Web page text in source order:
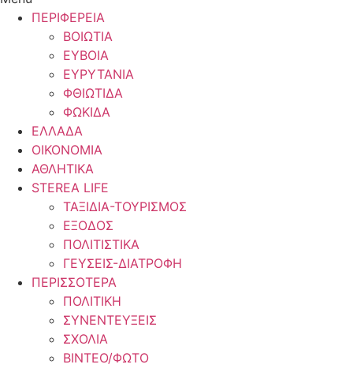
ΠΕΡΙΦΕΡΕΙΑ
ΒΟΙΩΤΙΑ
ΕΥΒΟΙΑ
ΕΥΡΥΤΑΝΙΑ
ΦΘΙΩΤΙΔΑ
ΦΩΚΙΔΑ
ΕΛΛΑΔΑ
ΟΙΚΟΝΟΜΙΑ
ΑΘΛΗΤΙΚΑ
STEREA LIFE
ΤΑΞΙΔΙΑ-ΤΟΥΡΙΣΜΟΣ
ΕΞΟΔΟΣ
ΠΟΛΙΤΙΣΤΙΚΑ
ΓΕΥΣΕΙΣ-ΔΙΑΤΡΟΦΗ
ΠΕΡΙΣΣΟΤΕΡΑ
ΠΟΛΙΤΙΚΗ
ΣΥΝΕΝΤΕΥΞΕΙΣ
ΣΧΟΛΙΑ
ΒΙΝΤΕΟ/ΦΩΤΟ